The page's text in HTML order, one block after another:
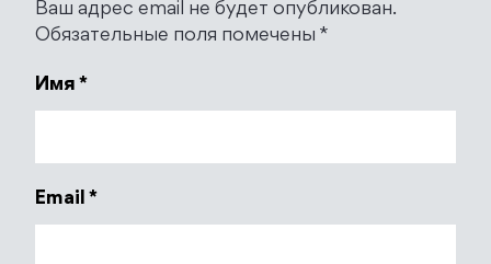
Ваш адрес email не будет опубликован.
Обязательные поля помечены *
Имя *
Email *